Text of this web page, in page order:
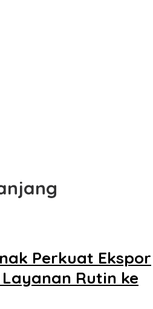
Perkuat Ekspor
Rutin ke